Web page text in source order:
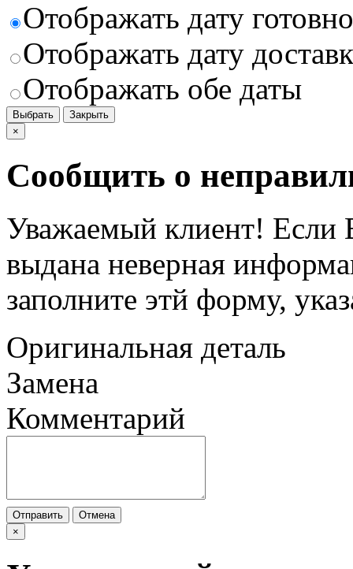
Отображать дату
Отображать дату
Отображать обе даты
Выбрать
Закрыть
×
Сообщить о
Уважаемый клиент! Если
выдана неверная
заполните этй форму,
Оригинальная деталь
Замена
Комментарий
Отправить
Отмена
×